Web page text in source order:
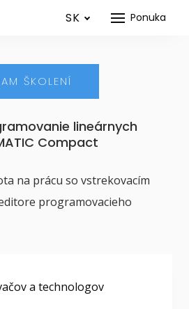
Ponuka
SK
ŠKOLENÍ
lineárnych
Compact
na prácu so vstrekovacím
programovacieho
a technologov